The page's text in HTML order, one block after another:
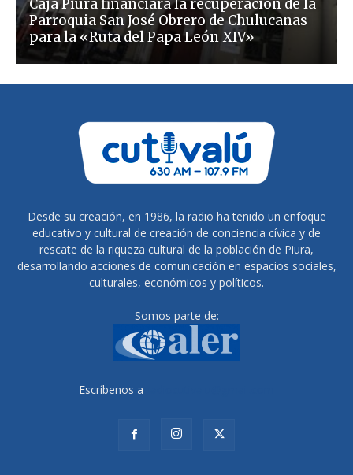
Caja Piura financiará la recuperación de la
Parroquia San José Obrero de Chulucanas
para la «Ruta del Papa León XIV»
Desde su creación, en 1986, la radio ha tenido un enfoque
educativo y cultural de creación de conciencia cívica y de
rescate de la riqueza cultural de la población de Piura,
desarrollando acciones de comunicación en espacios sociales,
culturales, económicos y políticos.
Somos parte de:
Escríbenos a